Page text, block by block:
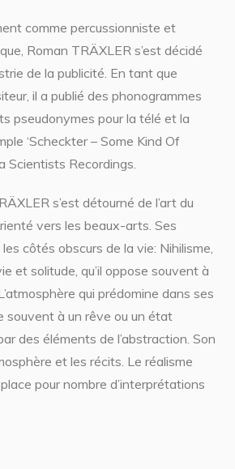
comme percussionniste et
Roman TRÄXLER s’est décidé
de la publicité. En tant que
il a publié des phonogrammes
pseudonymes pour la télé et la
‘Scheckter – Some Kind Of
Scientists Recordings.
s’est détourné de l’art du
vers les beaux-arts. Ses
côtés obscurs de la vie: Nihilisme,
et solitude, qu’il oppose souvent à
qui prédomine dans ses
souvent à un rêve ou un état
des éléments de l’abstraction. Son
et les récits. Le réalisme
pour nombre d’interprétations